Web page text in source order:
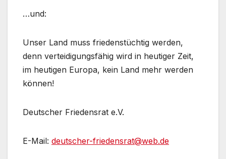
…und:
Unser Land muss friedenstüchtig werden,
denn verteidigungsfähig wird in heutiger Zeit,
im heutigen Europa, kein Land mehr werden
können!
Deutscher Friedensrat e.V.
E-Mail: deutscher-friedensrat@web.de